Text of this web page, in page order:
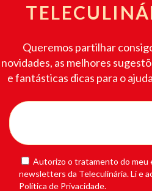
Queremos partilhar
novidades, as melhores
e fantásticas dicas para o
Autorizo o tratamento do meu
newsletters da Teleculinária. Li e
Política de Privacidade.